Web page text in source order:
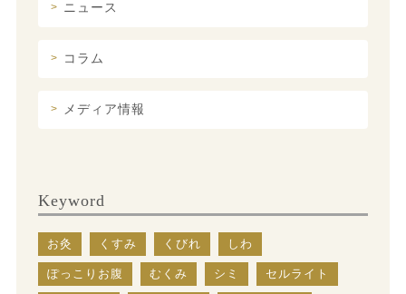
ニュース
コラム
メディア情報
Keyword
お灸 くすみ くびれ しわ
ぽっこりお腹 むくみ シミ セルライト